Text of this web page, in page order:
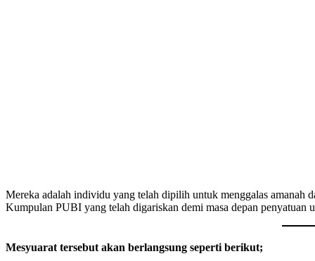
Mereka adalah individu yang telah dipilih untuk menggalas amanah
Kumpulan PUBI yang telah digariskan demi masa depan penyatuan
Mesyuarat tersebut akan berlangsung seperti berikut;